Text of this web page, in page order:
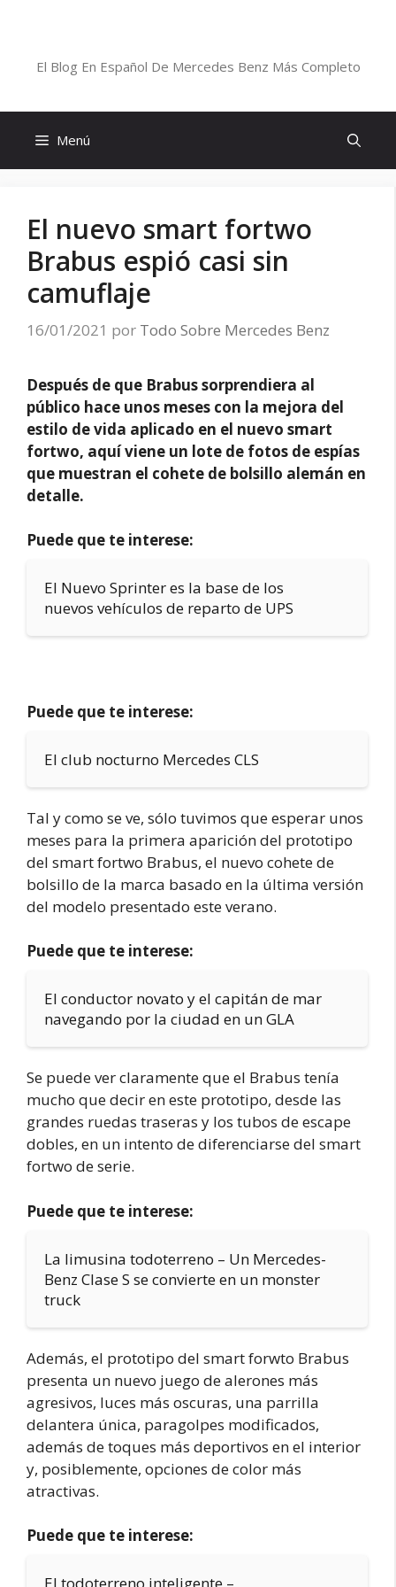
El Blog En Español De Mercedes Benz Más Completo
Menú
El nuevo smart fortwo
Brabus espió casi sin
camuflaje
16/01/2021 por Todo Sobre Mercedes Benz
Después de que Brabus sorprendiera al
público hace unos meses con la mejora del
estilo de vida aplicado en el nuevo smart
fortwo, aquí viene un lote de fotos de espías
que muestran el cohete de bolsillo alemán en
detalle.
Puede que te interese:
El Nuevo Sprinter es la base de los
nuevos vehículos de reparto de UPS
Puede que te interese:
El club nocturno Mercedes CLS
Tal y como se ve, sólo tuvimos que esperar unos
meses para la primera aparición del prototipo
del smart fortwo Brabus, el nuevo cohete de
bolsillo de la marca basado en la última versión
del modelo presentado este verano.
Puede que te interese:
El conductor novato y el capitán de mar
navegando por la ciudad en un GLA
Se puede ver claramente que el Brabus tenía
mucho que decir en este prototipo, desde las
grandes ruedas traseras y los tubos de escape
dobles, en un intento de diferenciarse del smart
fortwo de serie.
Puede que te interese:
La limusina todoterreno – Un Mercedes-
Benz Clase S se convierte en un monster
truck
Además, el prototipo del smart forwto Brabus
presenta un nuevo juego de alerones más
agresivos, luces más oscuras, una parrilla
delantera única, paragolpes modificados,
además de toques más deportivos en el interior
y, posiblemente, opciones de color más
atractivas.
Puede que te interese: